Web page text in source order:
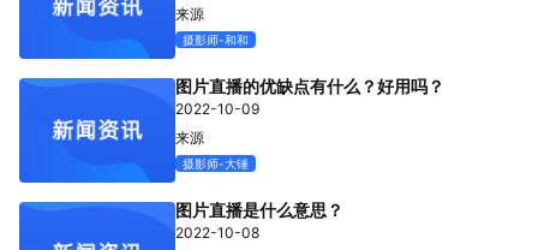
来源
摄影师-和和
图片直播的优缺点有什么？好用吗？
2022-10-09
来源
摄影师-大锤
图片直播是什么意思？
2022-10-08